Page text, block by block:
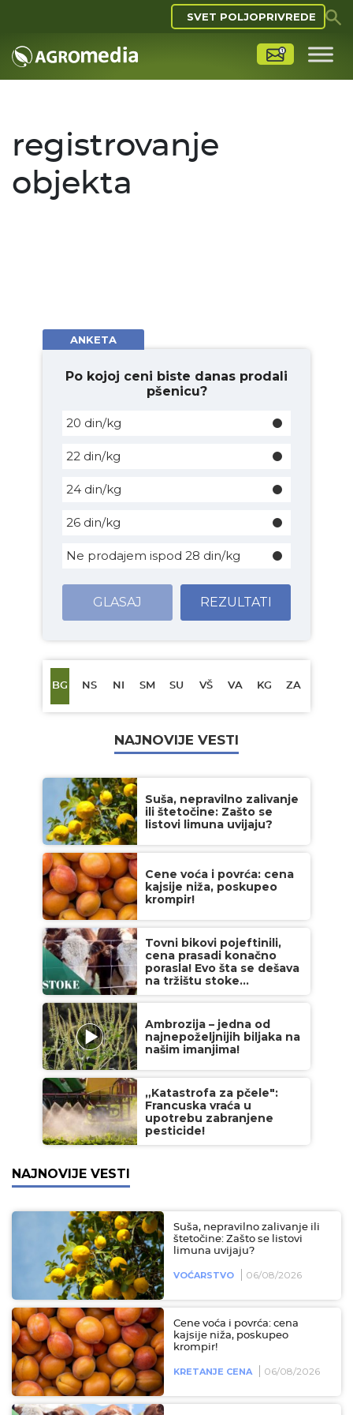
SVET POLJOPRIVREDE
registrovanje
objekta
ANKETA
Po kojoj ceni biste danas prodali
pšenicu?
20 din/kg
22 din/kg
24 din/kg
26 din/kg
Ne prodajem ispod 28 din/kg
GLASAJ REZULTATI
BG NS NI SM SU VŠ VA KG ZA
NAJNOVIJE VESTI
Suša, nepravilno zalivanje
ili štetočine: Zašto se
listovi limuna uvijaju?
Cene voća i povrća: cena
kajsije niža, poskupeo
krompir!
Tovni bikovi pojeftinili,
cena prasadi konačno
porasla! Evo šta se dešava
na tržištu stoke...
Ambrozija – jedna od
najnepoželjnijih biljaka na
našim imanjima!
„Katastrofa za pčele":
Francuska vraća u
upotrebu zabranjene
pesticide!
NAJNOVIJE VESTI
Suša, nepravilno zalivanje ili
štetočine: Zašto se listovi
limuna uvijaju?
VOĆARSTVO 06/08/2026
Cene voća i povrća: cena
kajsije niža, poskupeo
krompir!
KRETANJE CENA 06/08/2026